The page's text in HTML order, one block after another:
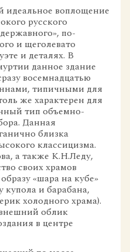
идеальное воплощение
русского
по-
и щеголевато
и деталях. В
данное здание
восемнадцатью
типичными для
же характерен для
тип объемно-
Данная
близка
классицизма.
а также К.Н.Леду,
своих храмов
«шара на кубе»
купола и барабана,
холодного храма).
облик
в центре